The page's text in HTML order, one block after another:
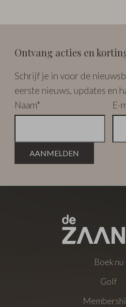
Ontvang acties en
Schrijf je in voor de
eerste nieuws, updates en
Naam*
E-
AANMELDEN
Boek nu
Golf